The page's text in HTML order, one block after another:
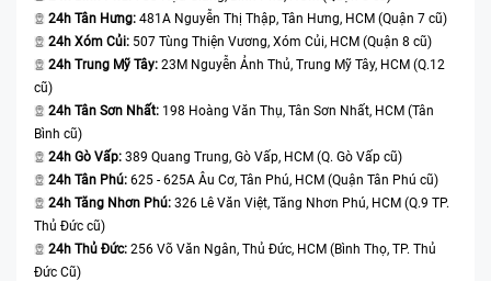
chữa, thay thế. Thời gian đổi màn hình nhanh chóng và chính xác.
Khách hàng có thể lấy điện thoại ngay trong ngày mà không cần phải
chờ đợi quá lâu.
lượng cao, ngay tại Bệnh Viện Điện Thoại, Laptop 24h , bạn sẽ
được trải nghiệm dịch vụ chuyên nghiệp của Bệnh Viện Điện
Thoại, Laptop 24h uy tín suốt 17 năm liền.
Với mục tiêu phát triển là uy tín và chất lượng, trung tâm cam kết
mang đến dịch vụ thay màn hình Samsung chuyên nghiệp. Trung
tâm chúng tôi chuẩn bị hoàn tiền 100% chi phí thay thế, sửa chữa
khi có bất kỳ sơ xuất nào trong quá trình thực hiện công tháo và
lắp máy.
24h Tân Hưng: 481A Nguyễn Thị Thập, Tân Hưng, HCM (Quận 7 cũ)
24h Xóm Củi: 507 Tùng Thiện Vương, Xóm Củi, HCM (Quận 8 cũ)
24h Trung Mỹ Tây: 23M Nguyễn Ảnh Thủ, Trung Mỹ Tây, HCM (Q.12
cũ)
24h Tân Sơn Nhất: 198 Hoàng Văn Thụ, Tân Sơn Nhất, HCM (Tân
Bình cũ)
24h Gò Vấp: 389 Quang Trung, Gò Vấp, HCM (Q. Gò Vấp cũ)
24h Tân Phú: 625 - 625A Âu Cơ, Tân Phú, HCM (Quận Tân Phú cũ)
24h Tăng Nhơn Phú: 326 Lê Văn Việt, Tăng Nhơn Phú, HCM (Q.9 TP.
Thủ Đức cũ)
24h Thủ Đức: 256 Võ Văn Ngân, Thủ Đức, HCM (Bình Thọ, TP. Thủ
Đức Cũ)